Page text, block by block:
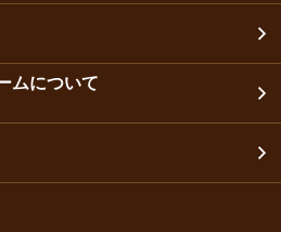
ムについて